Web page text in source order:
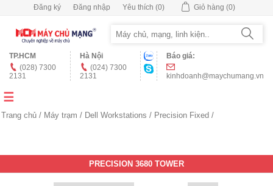
Đăng ký Đăng nhập Yêu thích (0) Giỏ hàng (0)
TP.HCM
(028) 7300
2131
Hà Nội
(024) 7300
2131
Báo giá:
kinhdoanh@maychumang.vn
Trang chủ / Máy trạm / Dell Workstations / Precision Fixed /
PRECISION 3680 TOWER